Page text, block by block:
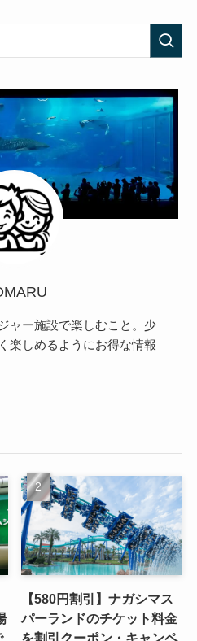
ャー施設で楽しむこと。少
楽しめるようにお得な情報
【580円割引】ナガシマス
パーランドのチケット料金
を割引クーポン・キャンペ